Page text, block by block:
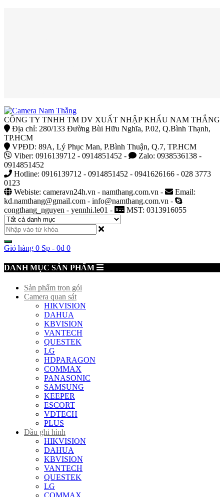
CÔNG TY TNHH TM DV XUẤT NHẬP KHẨU NAM THẮNG
Địa chỉ: 280/133 Đường Bùi Hữu Nghĩa, P.02, Q.Bình Thạnh,
TP.HCM
VPĐD: 89A, Lý Phục Man, P.Bình Thuận, Q.7, TP.HCM
Viber: 0916139712 - 0914851452 -
Zalo: 0938536138 -
0914851452
Hotline: 0916139712 - 0914851452 - 0941626166 - 028 3773
0123
Webiste: cameravn24h.vn - namthang.com.vn -
Email:
kd.namthang@gmail.com - info@namthang.com.vn -
congthang_nguyen - yennhi.le01 -
MST: 0313916055
Giỏ hàng 0 Sp - 0₫ 0
DANH MỤC SẢN PHẨM
Sản phẩm trọn gói
Camera quan sát
HIKVISION
DAHUA
KBVISION
VANTECH
QUESTEK
LG
HDPARAGON
COMMAX
PANASONIC
SAMSUNG
KEEPER
ESCORT
VDTECH
PLUS
Đầu ghi hình
HIKVISION
DAHUA
KBVISION
VANTECH
QUESTEK
LG
COMMAX